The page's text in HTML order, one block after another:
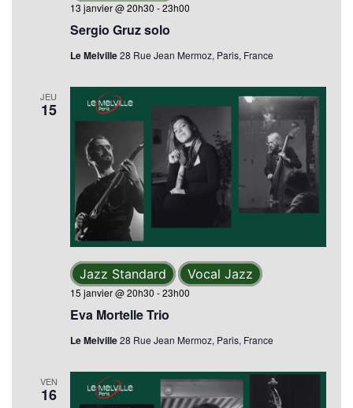
Sergio Gruz solo
13 janvier @ 20h30 -23h00
Le Melville28 Rue Jean Mermoz, Paris, France
JEU
15
Eva Mortelle Trio
15 janvier @ 20h30 -23h00
Jazz Standard Vocal Jazz
Le Melville28 Rue Jean Mermoz, Paris, France
VEN
16